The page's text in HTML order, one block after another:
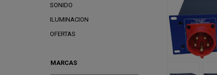
SONIDO
ILUMINACION
OFERTAS
MARCAS